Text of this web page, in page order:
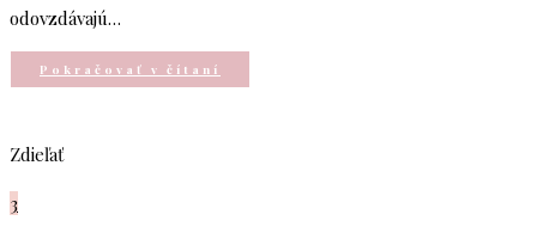
odovzdávajú…
Pokračovať v čítaní
Zdieľať
3